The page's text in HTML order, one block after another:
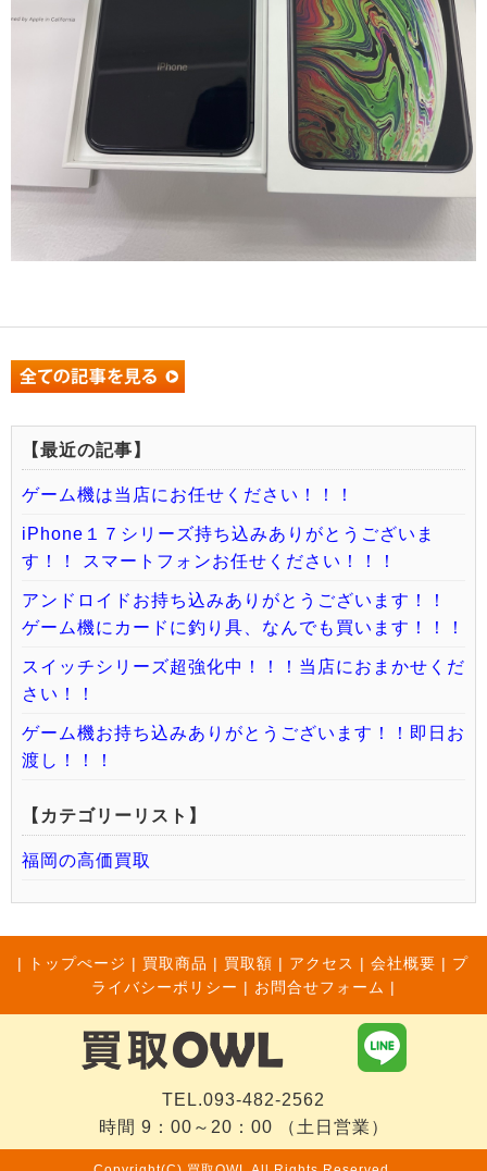
【最近の記事】
ゲーム機は当店にお任せください！！！
iPhone１７シリーズ持ち込みありがとうございま
す！！ スマートフォンお任せください！！！
アンドロイドお持ち込みありがとうございます！！
ゲーム機にカードに釣り具、なんでも買います！！！
スイッチシリーズ超強化中！！！当店におまかせくだ
さい！！
ゲーム機お持ち込みありがとうございます！！即日お
渡し！！！
【カテゴリーリスト】
福岡の高価買取
| トップぺージ | 買取商品 | 買取額 | アクセス | 会社概要 | プ
ライバシーポリシー | お問合せフォーム |
TEL.093-482-2562
時間 9：00～20：00 （土日営業）